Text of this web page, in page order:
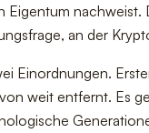
nachweist.
an der
Einordnungen.
weit entfernt. Es